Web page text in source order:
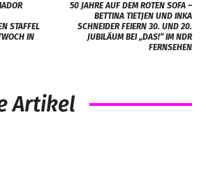
STAFFEL
IN
50 JAHRE AUF DEM ROTEN SOFA –
BETTINA TIETJEN UND INKA
SCHNEIDER FEIERN 30. UND 20.
JUBILÄUM BEI „DAS!“ IM NDR
FERNSEHEN
Artikel